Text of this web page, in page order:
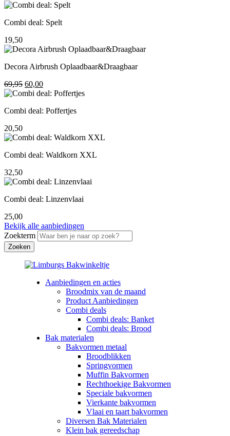
prijs
195,00.
prijs
155,00.
Combi deal: Spelt
19,50
Decora Airbrush Oplaadbaar&Draagbaar
69,95 Oorspronkelijke
prijs
69,95.
60,00Huidige
prijs
60,00.
Combi deal: Poffertjes
20,50
Combi deal: Waldkorn XXL
32,50
Combi deal: Linzenvlaai
25,00
Bekijk alle aanbiedingen
Zoekterm
Aanbiedingen en acties
Broodmix van de maand
Product Aanbiedingen
Combi deals
Combi deals: Banket
Combi deals: Brood
Bak materialen
Bakvormen metaal
Broodblikken
Springvormen
Muffin Bakvormen
Rechthoekige Bakvormen
Speciale bakvormen
Vierkante bakvormen
Vlaai en taart bakvormen
Diversen Bak Materialen
Klein bak gereedschap